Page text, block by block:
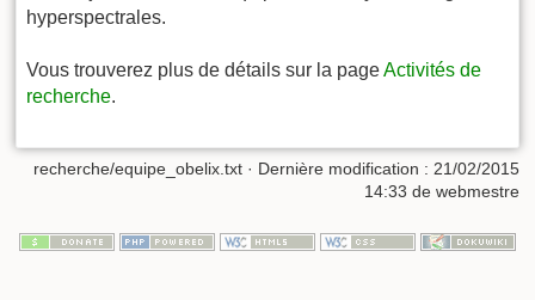
hyperspectrales.
Vous trouverez plus de détails sur la pageActivités de
recherche.
recherche/equipe_obelix.txt · Dernière modification : 21/02/2015
14:33 de webmestre